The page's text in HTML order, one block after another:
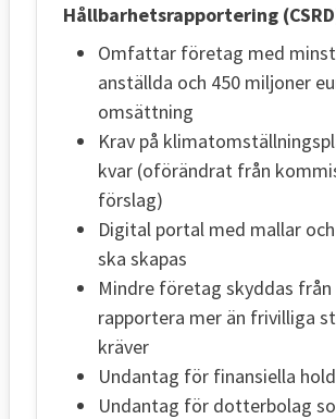
Hållbarhetsrapportering
Omfattar företag med
anställda och 450 miljoner
omsättning
Krav på
kvar (oförändrat från
förslag)
Digital portal med mallar
ska skapas
Mindre företag skyddas
rapportera mer än frivilliga
kräver
Undantag för finansiella
Undantag för dotterbolag